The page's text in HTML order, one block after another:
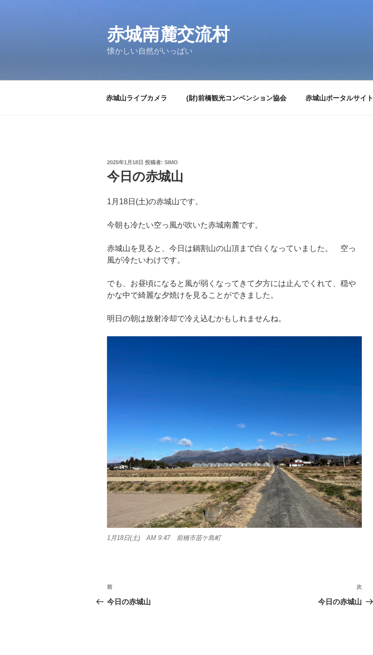
赤城南麓交流村
懐かしい自然がいっぱい
赤城山ライブカメラ (財)前橋観光コンベンション協会 赤城山ポータルサイト
投
日:
2025年1月18日 投稿者: SIMO
今日の赤城山
1月18日(土)の赤城山です。
今朝も冷たい空っ風が吹いた赤城南麓です。
赤城山を見ると、今日は鍋割山の山頂まで白くなっていました。 空っ
風が冷たいわけです。
でも、お昼頃になると風が弱くなってきて夕方には止んでくれて、穏や
かな中で綺麗な夕焼けを見ることができました。
明日の朝は放射冷却で冷え込むかもしれませんね。
1月18日(土) AM 9:47 前橋市苗ケ島町
投
稿
前
の
前
今日の赤城山
次
の
次
今日の赤城山